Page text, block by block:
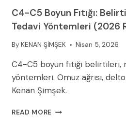
C4-C5 Boyun Fıtığı:
Tedavi Yöntemleri (2026
By KENAN ŞİMŞEK Nisan 5, 2026
C4-C5 boyun fıtığı
yöntemleri. Omuz ağrısı,
Kenan Şimşek.
READ MORE C4-